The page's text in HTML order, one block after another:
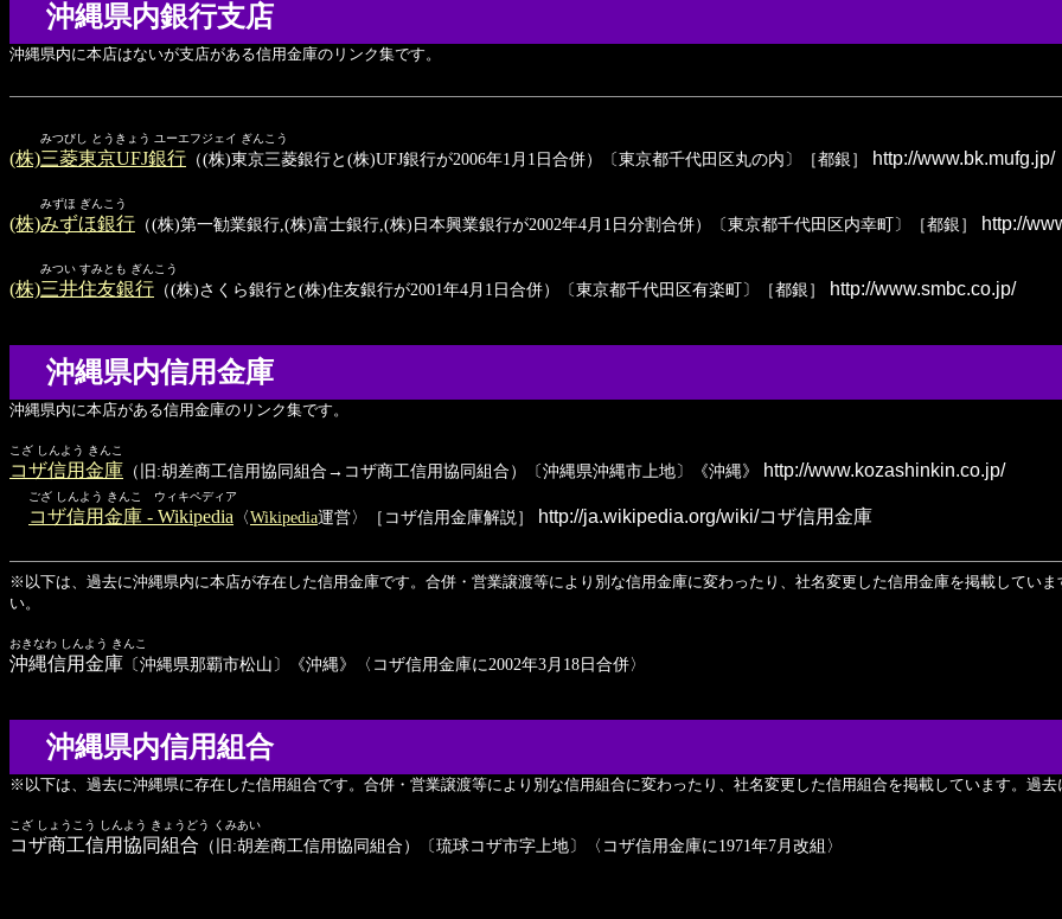
沖縄県内銀行支店
沖縄県内に本店はないが支店がある信用金庫のリンク集です。
みつびし とうきょう ユーエフジェイ ぎんこう
(株)三菱東京UFJ銀行 （(株)東京三菱銀行と(株)UFJ銀行が2006年1月1日合併）〔東京都千代田区丸の内〕［都銀］ http://www.bk.mufg.jp/
みずほ ぎんこう
(株)みずほ銀行 （(株)第一勧業銀行,(株)富士銀行,(株)日本興業銀行が2002年4月1日分割合併）〔東京都千代田区内幸町〕［都銀］ http://
みつい すみとも ぎんこう
(株)三井住友銀行 （(株)さくら銀行と(株)住友銀行が2001年4月1日合併）〔東京都千代田区有楽町〕［都銀］ http://www.smbc.co.jp/
沖縄県内信用金庫
沖縄県内に本店がある信用金庫のリンク集です。
こざ しんよう きんこ
コザ信用金庫 （旧:胡差商工信用協同組合→コザ商工信用協同組合）〔沖縄県沖縄市上地〕《沖縄》 http://www.kozashinkin.co.jp/
ござ しんよう きんこ ウィキペディア
コザ信用金庫 - Wikipedia 〈Wikipedia運営〉［コザ信用金庫解説］ http://ja.wikipedia.org/wiki/コザ信用金庫
※以下は、過去に沖縄県内に本店が存在した信用金庫です。合併・営業譲渡等により別な信用金庫に変わったり、社名変更した信用金庫を掲載していま
い。
おきなわ しんよう きんこ
沖縄信用金庫 〔沖縄県那覇市松山〕《沖縄》〈コザ信用金庫に2002年3月18日合併〉
沖縄県内信用組合
※以下は、過去に沖縄県に存在した信用組合です。合併・営業譲渡等により別な信用組合に変わったり、社名変更した信用組合を掲載しています。過去
こざ しょうこう しんよう きょうどう くみあい
コザ商工信用協同組合 （旧:胡差商工信用協同組合）〔琉球コザ市字上地〕〈コザ信用金庫に1971年7月改組〉